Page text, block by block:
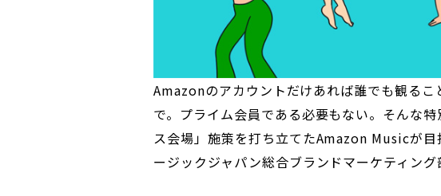
Amazonのアカウントだけあれば誰でも観るこ
で。プライム会員である必要もない。そんな
ス会場」施策を打ち立てたAmazon Musicが
ージックジャパン総合ブランドマーケティング